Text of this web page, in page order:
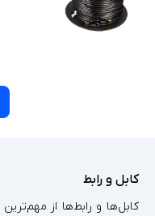
کابل و رابط
کابل‌ها و رابط‌ها از